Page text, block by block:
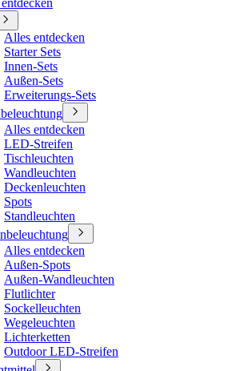
Alles entdecken
Starter Sets
Innen-Sets
Außen-Sets
Erweiterungs-Sets
Alles entdecken
LED-Streifen
Tischleuchten
Wandleuchten
Deckenleuchten
Spots
Standleuchten
Alles entdecken
Außen-Spots
Außen-Wandleuchten
Flutlichter
Sockelleuchten
Wegeleuchten
Lichterketten
Outdoor LED-Streifen